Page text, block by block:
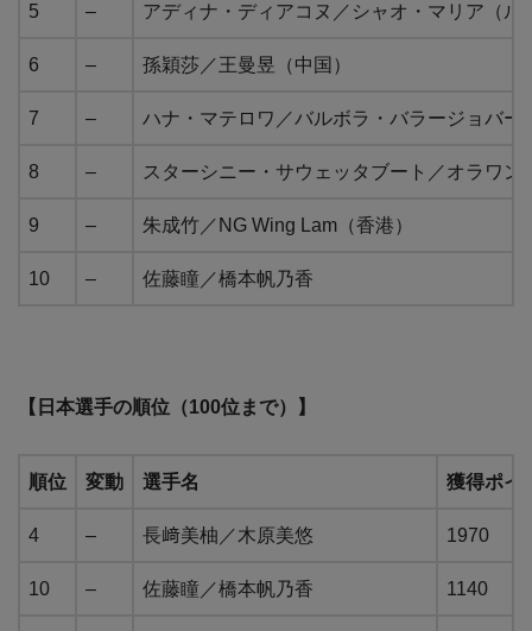
5 – アディナ・ディアコヌ／シャオ・マリア（ル
6 – 孫穎莎／王曼昱（中国）
7 – ハナ・マテロワ／バルボラ・バラージョバー
8 – スターシニー・サウェッタブート／オラワン
9 – 朱成竹／NG Wing Lam（香港）
10 – 佐藤瞳／橋本帆乃香
【日本選手の順位（100位まで）】
順位 変動 選手名 獲得ポイ
4 – 長﨑美柚／木原美悠 1970
10 – 佐藤瞳／橋本帆乃香 1140